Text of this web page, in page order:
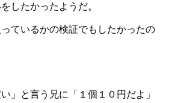
したかったようだ。
ているかの検証でもしたかったの
」と言う兄に「１個１０円だよ」